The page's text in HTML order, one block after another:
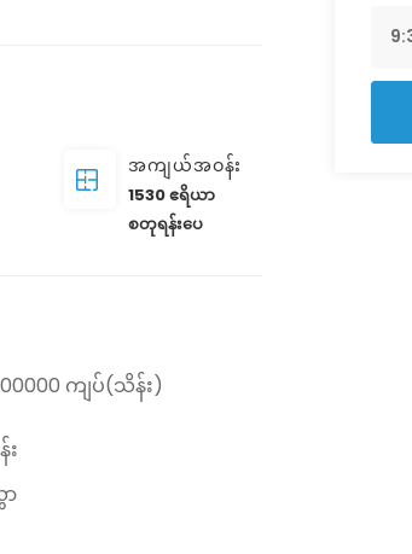
အကျယ်အဝန်း
1530 ဧရိယာ
စတုရန်းပေ
ကျပ်(သိန်း)
း
ာ